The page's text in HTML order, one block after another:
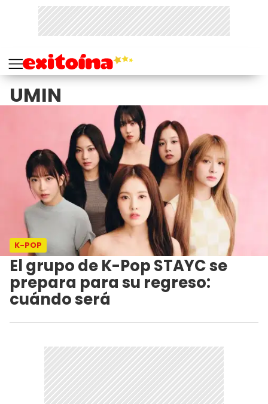
UMIN
K-POP
El grupo de K-Pop STAYC se
prepara para su regreso:
cuándo será